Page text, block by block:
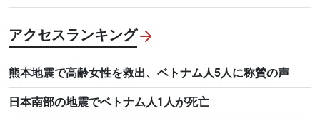
アクセスランキング
熊本地震で高齢女性を救出、ベトナム人5人に称賛の声
日本南部の地震でベトナム人1人が死亡